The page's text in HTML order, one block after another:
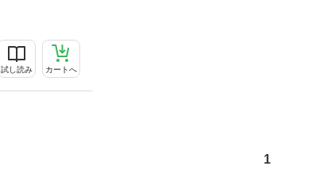
試し読み カートへ
1